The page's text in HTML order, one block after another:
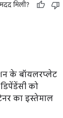
मिली?
के बॉयलरप्लेट
को
का इस्तेमाल